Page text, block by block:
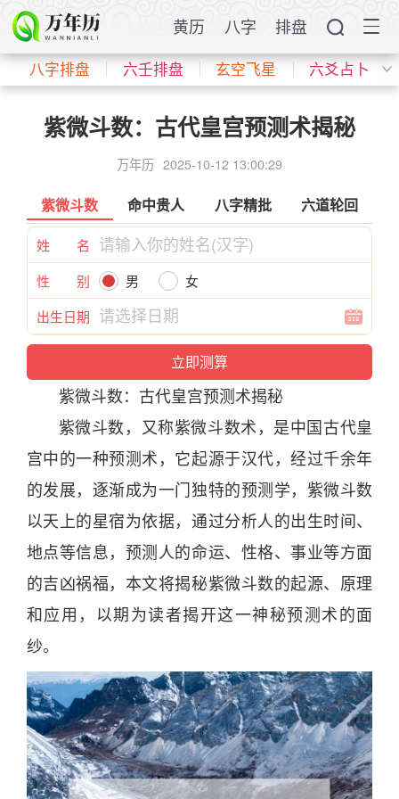
黄历 八字 排盘
八字排盘 六壬排盘 玄空飞星 六爻占卜
紫微斗数：古代皇宫预测术揭秘
万年历 2025-10-12 13:00:29
紫微斗数 命中贵人 八字精批 六道轮回
姓 名
性 别
男
女
出生日期
紫微斗数：古代皇宫预测术揭秘
紫微斗数，又称紫微斗数术，是中国古代皇
宫中的一种预测术，它起源于汉代，经过千余年
的发展，逐渐成为一门独特的预测学， 紫微斗数
以天上的星宿为依据，通过分析人的出生时间、
地点等信息，预测人的命运、性格、事业等方面
的吉凶祸福，本文将揭秘紫微斗数的起源、原理
和应用，以期为读者揭开这一神秘预测术的面
纱。